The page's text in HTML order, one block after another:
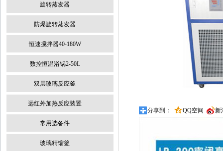
旋转蒸发器
防爆旋转蒸发器
恒速搅拌器40-180W
数控恒温浴锅2-50L
双层玻璃反应釜
远红外加热反应装置
常用选备件
玻璃精馏釜
分享到： QQ空间 新